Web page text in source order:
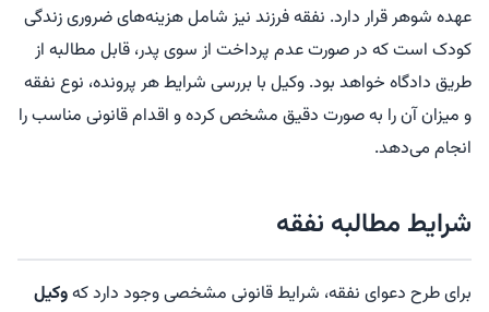
عهده شوهر قرار دارد. نفقه فرزند نیز شامل هزینه‌های ضروری زندگی
کودک است که در صورت عدم پرداخت از سوی پدر، قابل مطالبه از
طریق دادگاه خواهد بود. وکیل با بررسی شرایط هر پرونده، نوع نفقه
و میزان آن را به صورت دقیق مشخص کرده و اقدام قانونی مناسب را
انجام می‌دهد.
شرایط مطالبه نفقه
برای طرح دعوای نفقه، شرایط قانونی مشخصی وجود دارد کهوکیل